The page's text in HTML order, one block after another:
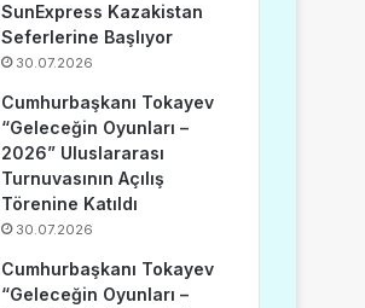
SunExpress Kazakistan
Seferlerine Başlıyor
30.07.2026
Cumhurbaşkanı Tokayev
“Geleceğin Oyunları –
2026” Uluslararası
Turnuvasının Açılış
Törenine Katıldı
30.07.2026
Cumhurbaşkanı Tokayev
“Geleceğin Oyunları –